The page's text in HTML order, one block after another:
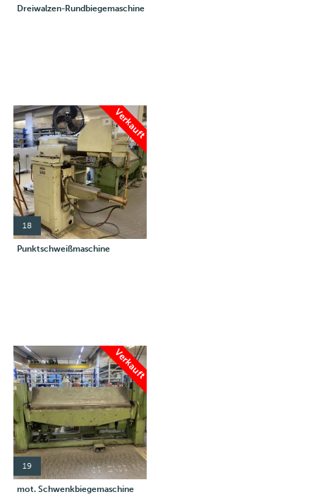
Dreiwalzen-Rundbiegemaschine
Verkauft
18
Punktschweißmaschine
Verkauft
19
mot. Schwenkbiegemaschine